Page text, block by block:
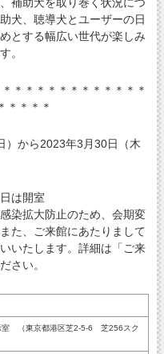
犬、聴導犬とユーザーの日
とする幅広い世代が楽しみ
。
＊＊＊＊＊＊＊＊＊＊＊＊
＊＊＊＊
から2023年3月30日（木
は開室
染拡大防止のため、会期変
た、ご来館にあたりまして
いたします。詳細は「ご来
さい。
（東京都港区芝2-5-6 芝256スク